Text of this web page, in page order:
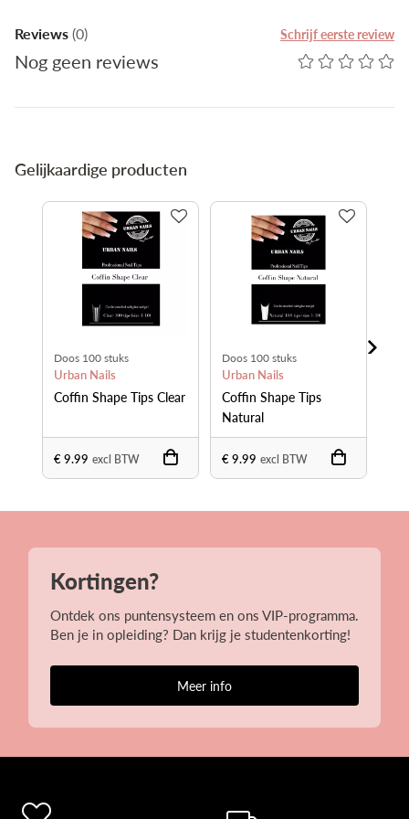
Reviews(0) Schrijf eerste review
Nog geen reviews
Gelijkaardige producten
Doos 100 stuks
Urban Nails
Coffin Shape Tips Clear
€ 9.99 excl BTW
Doos 100 stuks
Urban Nails
Coffin Shape Tips
Natural
€ 9.99 excl BTW
Kortingen?
Ontdek ons puntensysteem en ons VIP-programma.
Ben je in opleiding? Dan krijg je studentenkorting!
Meer info